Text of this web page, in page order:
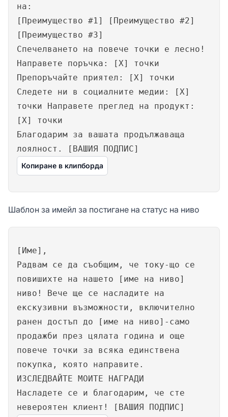
на:
[Преимущество #1] [Преимущество #2]
[Преимущество #3]
Спечелването на повече точки е лесно!
Направете поръчка: [X] точки
Препоръчайте приятел: [X] точки
Следете ни в социалните медии: [X]
точки Направете преглед на продукт:
[X] точки
Благодарим за вашата продължаваща
лоялност. [ВАШИЯ ПОДПИС]
Копиране в клипборда
Шаблон за имейл за постигане на статус на ниво
[Име],
Радвам се да съобщим, че току-що се
повишихте на нашето [име на ниво]
ниво! Вече ще се насладите на
екскузивни възможности, включително
ранен достъп до [име на ниво]-само
продажби през цялата година и още
повече точки за всяка единствена
покупка, която направите.
ИЗСЛЕДВАЙТЕ МОИТЕ НАГРАДИ
Насладете се и благодарим, че сте
невероятен клиент! [ВАШИЯ ПОДПИС]